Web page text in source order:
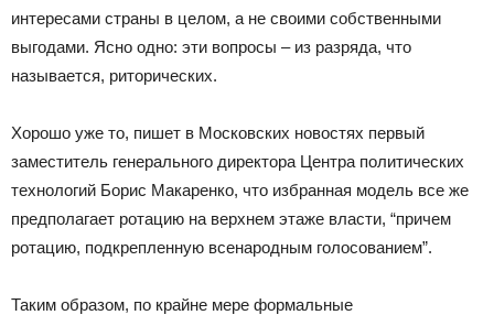
интересами страны в целом, а не своими собственными
выгодами. Ясно одно: эти вопросы – из разряда, что
называется, риторических.
Хорошо уже то, пишет в Московских новостях первый
заместитель генерального директора Центра политических
технологий Борис Макаренко, что избранная модель все же
предполагает ротацию на верхнем этаже власти, “причем
ротацию, подкрепленную всенародным голосованием”.
Таким образом, по крайне мере формальные